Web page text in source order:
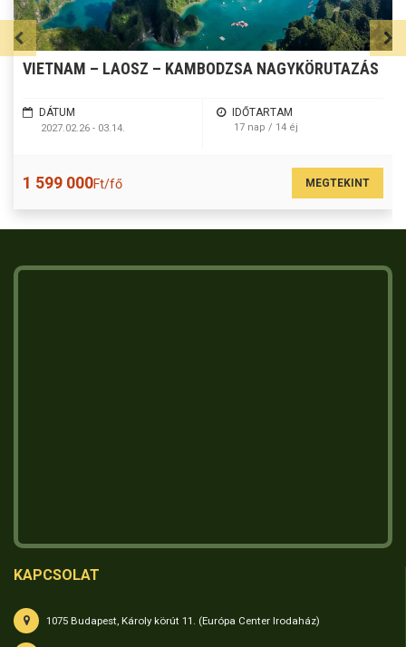
VIETNAM – LAOSZ – KAMBODZSA NAGYKÖRUTAZÁS
DÁTUM
2027.02.26 - 03.14.
IDŐTARTAM
17 nap / 14 éj
1 599 000Ft/fő MEGTEKINT
KAPCSOLAT
1075 Budapest, Károly körút 11. (Európa Center Irodaház)